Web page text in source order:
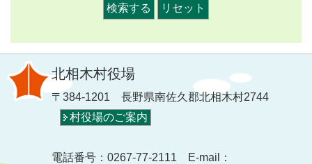
北相木村役場
〒384-1201 長野県南佐久郡北相木村2744
村役場のご案内
電話番号：0267-77-2111 E-mail：